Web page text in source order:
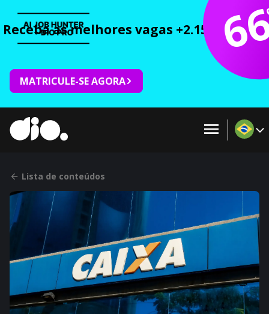
Receba as melhores vagas +2.150 cursos
MATRICULE-SE AGORA
Lista de conteúdos